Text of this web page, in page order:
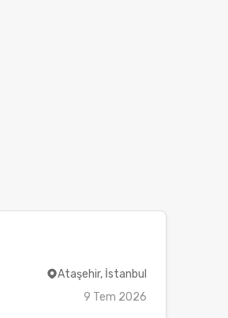
Ataşehir, İstanbul
9 Tem 2026